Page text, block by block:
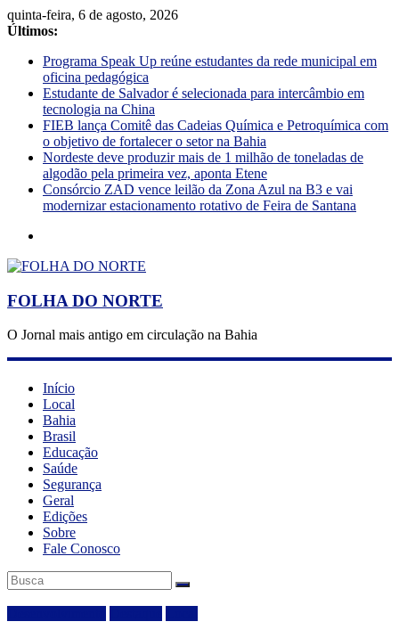
quinta-feira, 6 de agosto, 2026
Últimos:
Programa Speak Up reúne estudantes da rede municipal em
oficina pedagógica
Estudante de Salvador é selecionada para intercâmbio em
tecnologia na China
FIEB lança Comitê das Cadeias Química e Petroquímica com
o objetivo de fortalecer o setor na Bahia
Nordeste deve produzir mais de 1 milhão de toneladas de
algodão pela primeira vez, aponta Etene
Consórcio ZAD vence leilão da Zona Azul na B3 e vai
modernizar estacionamento rotativo de Feira de Santana
FOLHA DO NORTE
O Jornal mais antigo em circulação na Bahia
Início
Local
Bahia
Brasil
Educação
Saúde
Segurança
Geral
Edições
Sobre
Fale Conosco